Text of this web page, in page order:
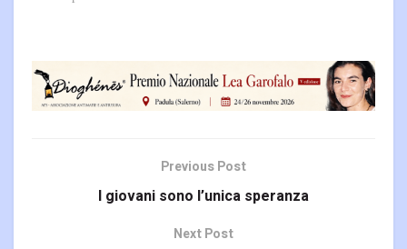
Previous Post
I giovani sono l’unica speranza
Next Post